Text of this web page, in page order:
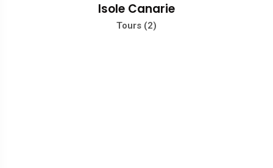
Isole Canarie
Tours (2)